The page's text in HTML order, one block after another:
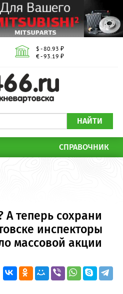
$ - 80.93 ₽
€ - 93.19 ₽
НАЙТИ
СПРАВОЧНИК
теперь сохрани
инспекторы
массовой акции